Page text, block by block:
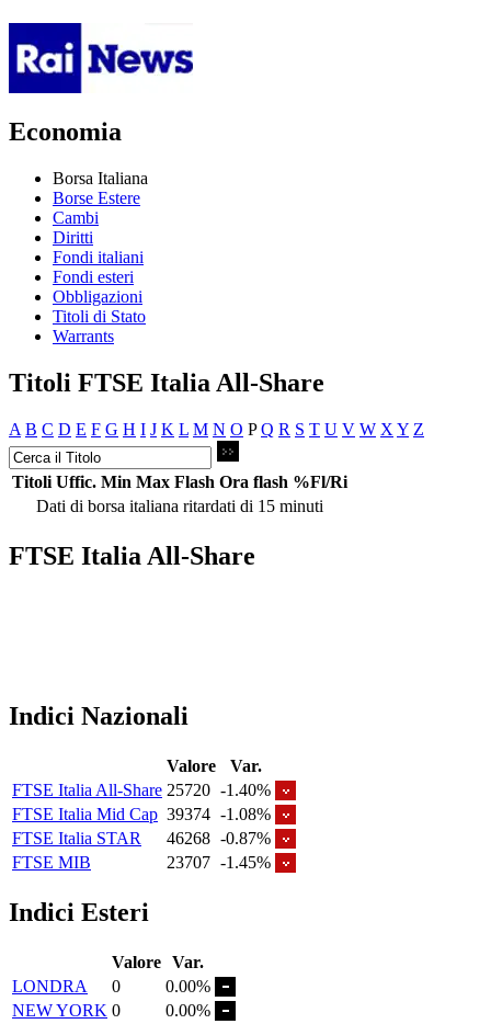
Economia
Borsa Italiana
Borse Estere
Cambi
Diritti
Fondi italiani
Fondi esteri
Obbligazioni
Titoli di Stato
Warrants
Titoli FTSE Italia All-Share
A B C D E F G H I J K L M N O PQ R S T U V W X Y Z
Titoli Uffic. Min Max Flash Ora flash %Fl/Ri
Dati di borsa italiana ritardati di 15 minuti
FTSE Italia All-Share
Indici Nazionali
Valore
Var.
FTSE Italia All-Share 25720 -1.40%
FTSE Italia Mid Cap 39374 -1.08%
FTSE Italia STAR
46268 -0.87%
FTSE MIB
23707 -1.45%
Indici Esteri
Valore Var.
LONDRA
0
0.00%
NEW YORK 0
0.00%